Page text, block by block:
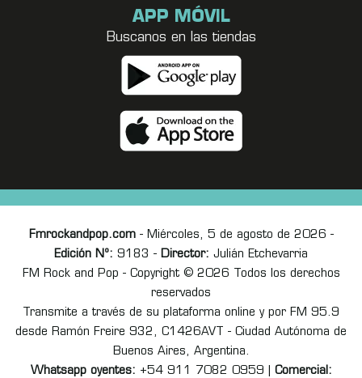
APP MÓVIL
Buscanos en las tiendas
Fmrockandpop.com- Miércoles, 5 de agosto de 2026 -
Edición Nº: 9183 - Director: Julián Etchevarria
FM Rock and Pop - Copyright © 2026 Todos los derechos
reservados
Transmite a través de su plataforma online y por FM 95.9
desde Ramón Freire 932, C1426AVT - Ciudad Autónoma de
Buenos Aires, Argentina.
Whatsapp oyentes: +54 911 7082 0959 | Comercial: